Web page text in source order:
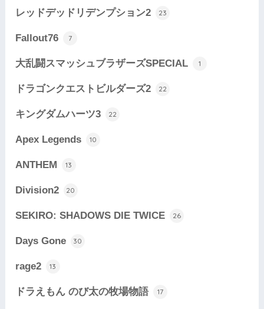
レッドデッドリデンプション2 23
Fallout76 7
大乱闘スマッシュブラザーズSPECIAL 1
ドラゴンクエストビルダーズ2 22
キングダムハーツ3 22
Apex Legends 10
ANTHEM 13
Division2 20
SEKIRO: SHADOWS DIE TWICE 26
Days Gone 30
rage2 13
ドラえもん のび太の牧場物語 17